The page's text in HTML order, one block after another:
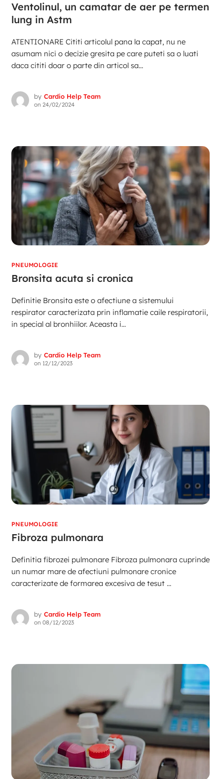
Ventolinul, un camatar de aer pe termen
lung in Astm
ATENTIONARE Cititi articolul pana la capat, nu ne
asumam nici o decizie gresita pe care puteti sa o luati
daca cititi doar o parte din articol sa...
by Cardio Help Team
on 24/02/2024
PNEUMOLOGIE
Bronsita acuta si cronica
Definitie Bronsita este o afectiune a sistemului
respirator caracterizata prin inflamatie caile respiratorii,
in special al bronhiilor. Aceasta i...
by Cardio Help Team
on 12/12/2023
PNEUMOLOGIE
Fibroza pulmonara
Definitia fibrozei pulmonare Fibroza pulmonara cuprinde
un numar mare de afectiuni pulmonare cronice
caracterizate de formarea excesiva de tesut ...
by Cardio Help Team
on 08/12/2023